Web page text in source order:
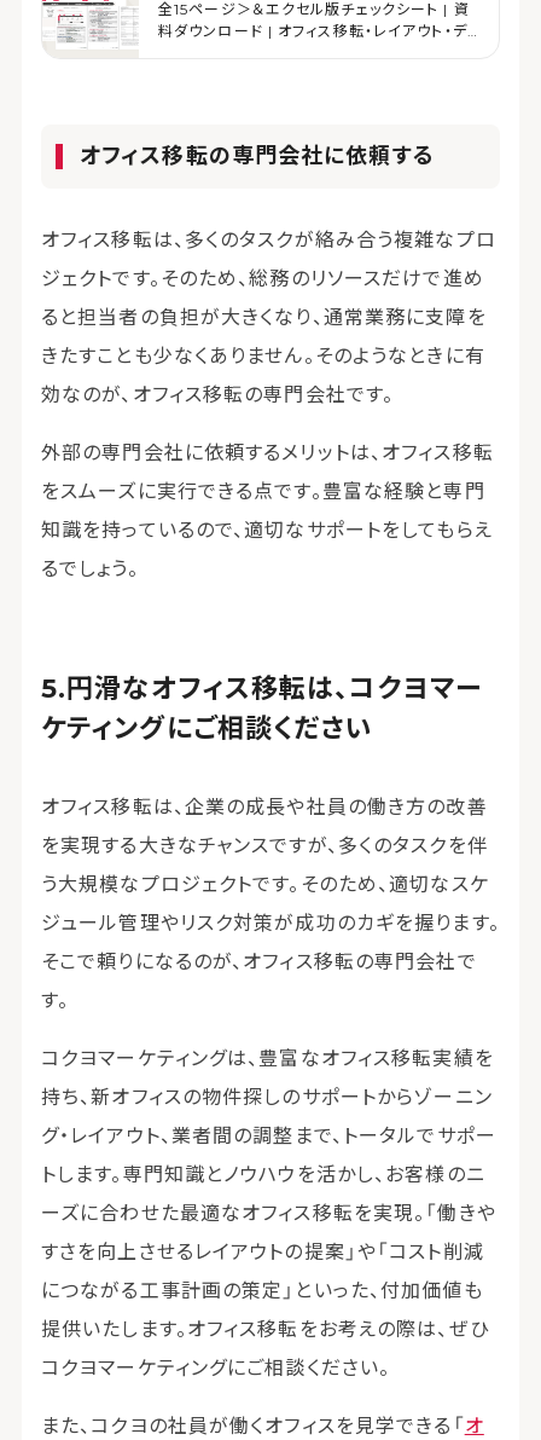
全15ページ＞＆エクセル版チェックシート | 資
料ダウンロード | オフィス移転・レイアウト・デ
オフィス移転の専門会社に依頼する
オフィス移転は、多くのタスクが絡み合う複雑なプロ
ジェクトです。そのため、総務のリソースだけで進め
ると担当者の負担が大きくなり、通常業務に支障を
きたすことも少なくありません。そのようなときに有
効なのが、オフィス移転の専門会社です。
外部の専門会社に依頼するメリットは、オフィス移転
をスムーズに実行できる点です。豊富な経験と専門
知識を持っているので、適切なサポートをしてもらえ
るでしょう。
円滑なオフィス移転は、コクヨマー
ケティングにご相談ください
オフィス移転は、企業の成長や社員の働き方の改善
を実現する大きなチャンスですが、多くのタスクを伴
う大規模なプロジェクトです。そのため、適切なスケ
ジュール管理やリスク対策が成功のカギを握ります。
そこで頼りになるのが、オフィス移転の専門会社で
す。
コクヨマーケティングは、豊富なオフィス移転実績を
持ち、新オフィスの物件探しのサポートからゾーニン
グ・レイアウト、業者間の調整まで、トータルでサポー
トします。専門知識とノウハウを活かし、お客様のニ
ーズに合わせた最適なオフィス移転を実現。「働きや
すさを向上させるレイアウトの提案」や「コスト削減
につながる工事計画の策定」といった、付加価値も
提供いたします。オフィス移転をお考えの際は、ぜひ
コクヨマーケティングにご相談ください。
また、コクヨの社員が働くオフィスを見学できる「オ